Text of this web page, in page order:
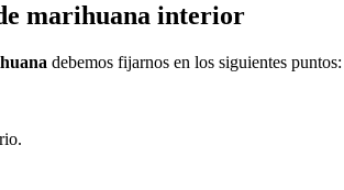
marihuana interior
debemos fijarnos en los siguientes puntos: